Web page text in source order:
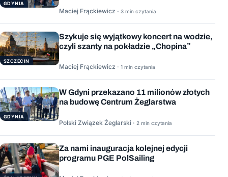
GDYNIA
Maciej Frąckiewicz · 3 min czytania
SZCZECIN
Szykuje się wyjątkowy koncert na wodzie,
czyli szanty na pokładzie „Chopina”
Maciej Frąckiewicz · 1 min czytania
GDYNIA
W Gdyni przekazano 11 milionów złotych
na budowę Centrum Żeglarstwa
Polski Związek Żeglarski · 2 min czytania
Za nami inauguracja kolejnej edycji
programu PGE PolSailing